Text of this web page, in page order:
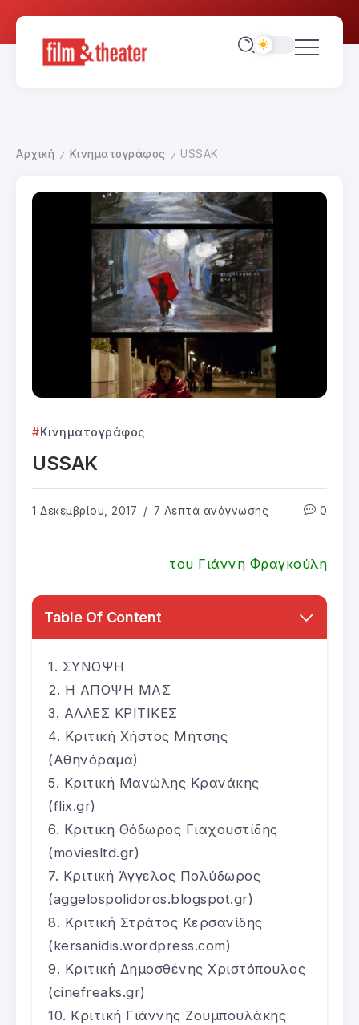
Αρχική / Κινηματογράφος / USSAK
Κινηματογράφος
USSAK
1 Δεκεμβρίου, 2017 7 Λεπτά ανάγνωσης 0
του Γιάννη Φραγκούλη
Table Of Content
ΣΥΝΟΨΗ
Η ΑΠΟΨΗ ΜΑΣ
ΑΛΛΕΣ ΚΡΙΤΙΚΕΣ
Κριτική Χήστος Μήτσης
(Αθηνόραμα)
Κριτική Μανώλης Κρανάκης
(flix.gr)
Κριτική Θόδωρος Γιαχουστίδης
(moviesltd.gr)
Κριτική Άγγελος Πολύδωρος
(aggelospolidoros.blogspot.gr)
Κριτική Στράτος Κερσανίδης
(kersanidis.wordpress.com)
Κριτική Δημοσθένης Χριστόπουλος
(cinefreaks.gr)
Κριτική Γιάννης Ζουμπουλάκης